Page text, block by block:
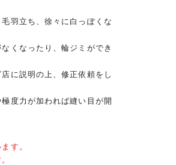
羽立ち、徐々に白っぽくな
くなったり、輪ジミができ
に説明の上、修正依頼をし
度力が加われば縫い目が開
す。